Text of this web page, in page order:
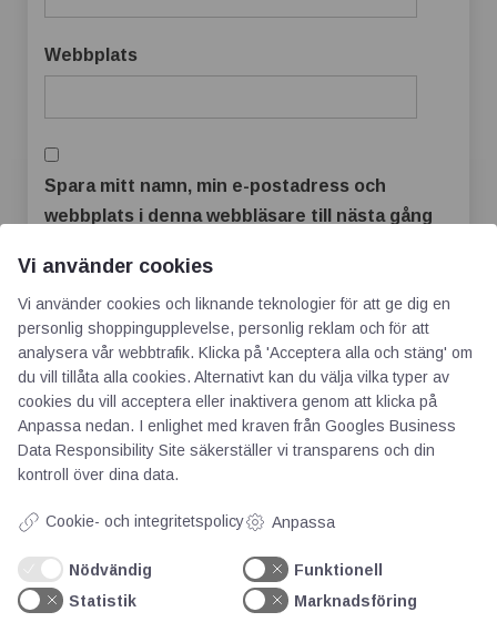
Webbplats
Spara mitt namn, min e-postadress och
webbplats i denna webbläsare till nästa gång
AOTI
Om oss
Priser
Vi använder cookies
Vi använder cookies och liknande teknologier för att ge dig en
personlig shoppingupplevelse, personlig reklam och för att
analysera vår webbtrafik. Klicka på 'Acceptera alla och stäng' om
du vill tillåta alla cookies. Alternativt kan du välja vilka typer av
cookies du vill acceptera eller inaktivera genom att klicka på
Anpassa nedan. I enlighet med kraven från Googles Business
Data Responsibility Site säkerställer vi transparens och din
kontroll över dina data.
Cookie- och integritetspolicy Anpassa
Nödvändig
Funktionell
Statistik
Marknadsföring